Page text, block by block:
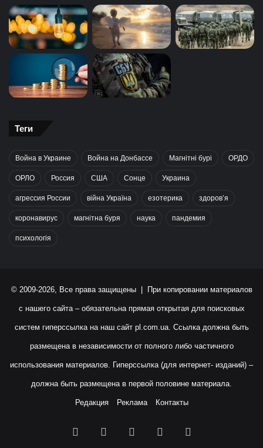
Теги
Война в Украине Война на Донбассе Магнітні бурі ОРДО
ОРЛО Россия США Сонце Украина
агрессия России війна Україна езотерика здоров’я
коронавирус магнітна буря наука пандемия
психологія
© 2009-2026, Все права защищены | При копировании материалов
с нашего сайта – обязательна прямая открытая для поисковых
систем гиперссылка на наш сайт pl.com.ua. Ссылка должна быть
размещена в независимости от полного либо частичного
использования материалов. Гиперссылка (для интернет- изданий) –
должна быть размещена в первой половине материала.
Редакция Реклама Контакты
Facebook YouTubeInstagram